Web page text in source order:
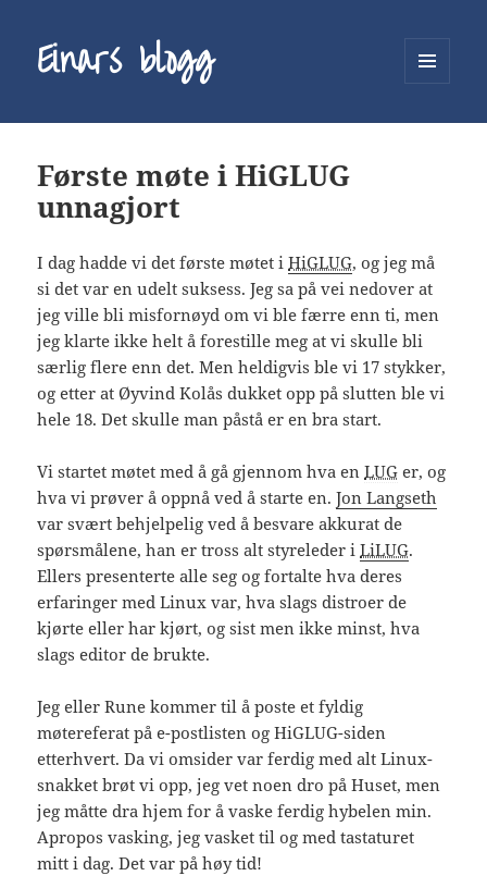
Einars blogg
WIDGETER
Første møte i HiGLUG
unnagjort
I dag hadde vi det første møtet iHiGLUG, og jeg må
si det var en udelt suksess. Jeg sa på vei nedover at
jeg ville bli misfornøyd om vi ble færre enn ti, men
jeg klarte ikke helt å forestille meg at vi skulle bli
særlig flere enn det. Men heldigvis ble vi 17 stykker,
og etter at Øyvind Kolås dukket opp på slutten ble vi
hele 18. Det skulle man påstå er en bra start.
Vi startet møtet med å gå gjennom hva enLUG er, og
hva vi prøver å oppnå ved å starte en.Jon Langseth
var svært behjelpelig ved å besvare akkurat de
spørsmålene, han er tross alt styreleder iLiLUG.
Ellers presenterte alle seg og fortalte hva deres
erfaringer med Linux var, hva slags distroer de
kjørte eller har kjørt, og sist men ikke minst, hva
slags editor de brukte.
Jeg eller Rune kommer til å poste et fyldig
møtereferat på e-postlisten og HiGLUG-siden
etterhvert. Da vi omsider var ferdig med alt Linux-
snakket brøt vi opp, jeg vet noen dro på Huset, men
jeg måtte dra hjem for å vaske ferdig hybelen min.
Apropos vasking, jeg vasket til og med tastaturet
mitt i dag. Det var på høy tid!